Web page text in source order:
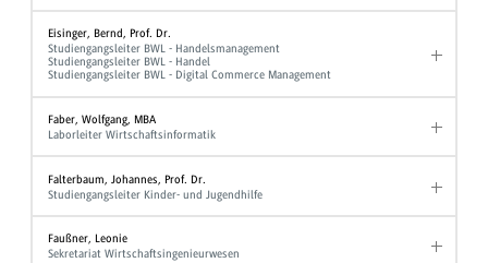
Eisinger, Bernd, Prof. Dr.
Studiengangsleiter BWL - Handelsmanagement
Studiengangsleiter BWL - Handel
Studiengangsleiter BWL - Digital Commerce Management
Faber, Wolfgang, MBA
Laborleiter Wirtschaftsinformatik
Falterbaum, Johannes, Prof. Dr.
Studiengangsleiter Kinder- und Jugendhilfe
Faußner, Leonie
Sekretariat Wirtschaftsingenieurwesen